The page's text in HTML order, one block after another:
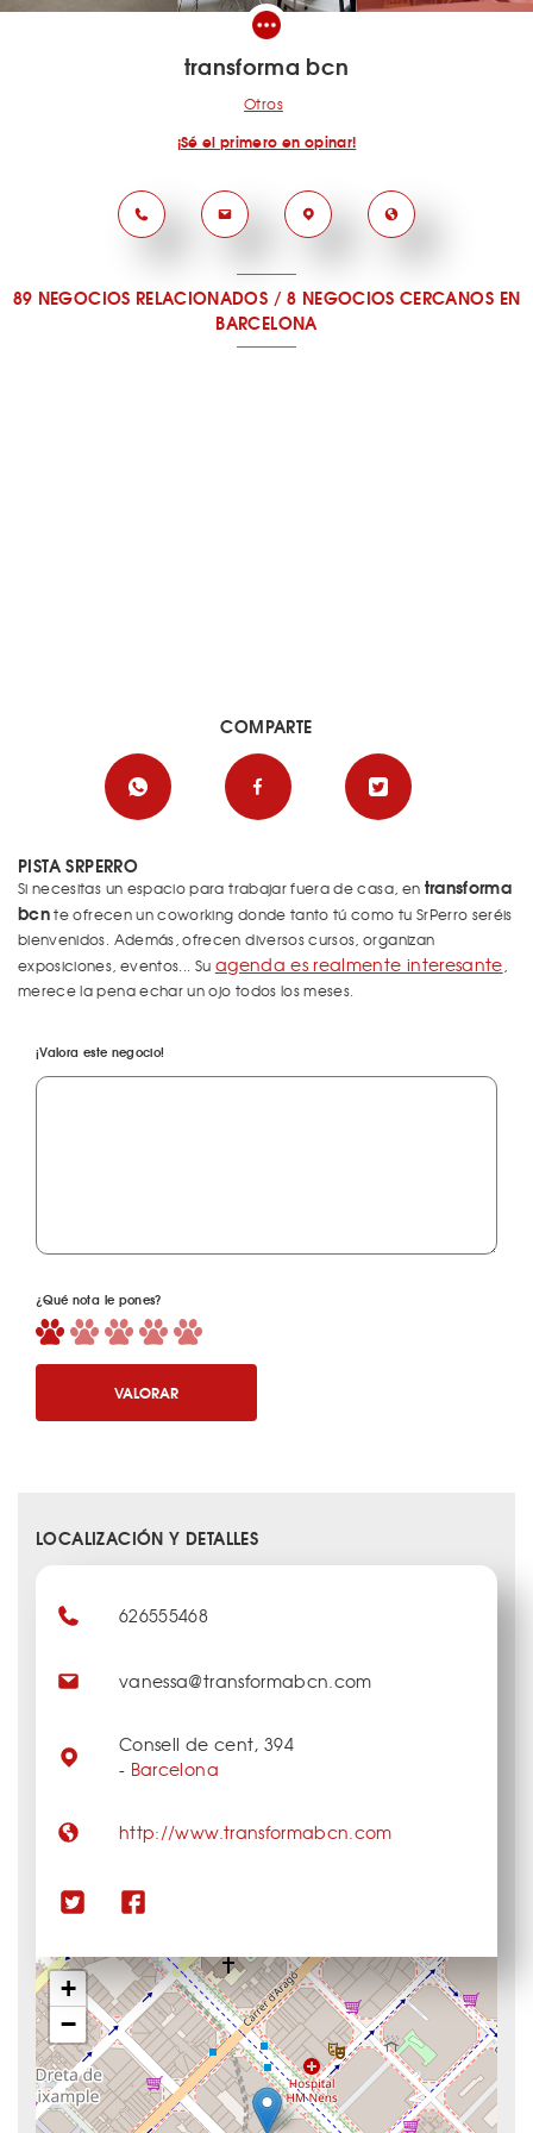
transforma bcn
Otros
¡Sé el primero en opinar!
89 NEGOCIOS RELACIONADOS /8 NEGOCIOS CERCANOS EN
BARCELONA
PISTA SRPERRO
Si necesitas un espacio para trabajar fuera de casa, en transforma
bcnte ofrecen un coworking donde tanto tú como tu SrPerro seréis
bienvenidos. Además, ofrecen diversos cursos, organizan
exposiciones, eventos... Su agenda es realmente interesante,
merece la pena echar un ojo todos los meses.
¡Valora este negocio!
¿Qué nota le pones?
VALORAR
COMPARTE
LOCALIZACIÓN Y DETALLES
+
−
626555468
vanessa@transformabcn.com
Consell de cent, 394
- Barcelona
http://www.transformabcn.com